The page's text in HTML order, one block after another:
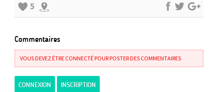
5
Commentaires
VOUS DEVEZ ÊTRE CONNECTÉ POUR POSTER DES COMMENTAIRES
CONNEXION INSCRIPTION